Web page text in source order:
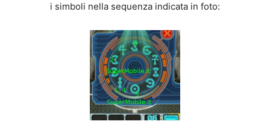
i simboli nella sequenza indicata in foto: